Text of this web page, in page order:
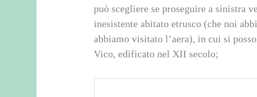
può scegliere se proseguire a sinistra
inesistente abitato etrusco (che noi
abbiamo visitato l’aera), in cui si
Vico, edificato nel XII secolo;